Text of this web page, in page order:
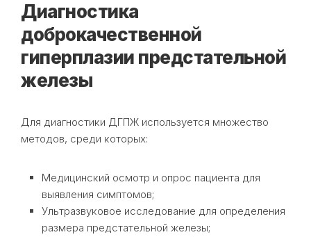
Диагностика
доброкачественной
гиперплазии предстательной
железы
Для диагностики ДГПЖ используется множество
методов, среди которых:
Медицинский осмотр и опрос пациента для
выявления симптомов;
Ультразвуковое исследование для определения
размера предстательной железы;